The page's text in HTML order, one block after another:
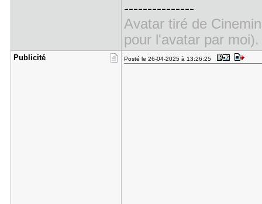
---------------
Avatar tiré de
pour l'avatar par moi).
Publicité Posté le 26-04-2025 à 13:26:25